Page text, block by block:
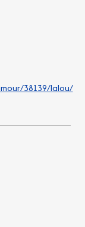
38139/lalou/